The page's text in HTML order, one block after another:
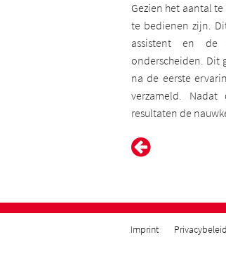
Gezien het aantal
te bedienen zijn.
assistent en de
onderscheiden. Dit
na de eerste
verzameld. Nadat
resultaten de
Imprint Privacybeleid